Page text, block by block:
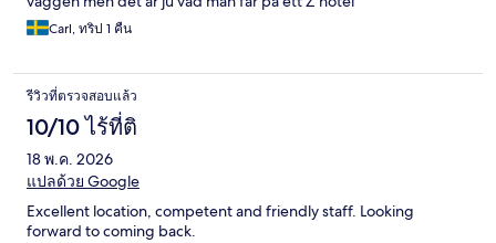
Carl, ทริป 1 คืน
รีวิวที่ตรวจสอบแล้ว
10/10 ไร้ที่ติ
18 พ.ค. 2026
แปลด้วย Google
Excellent location, competent and friendly staff. Looking
forward to coming back.